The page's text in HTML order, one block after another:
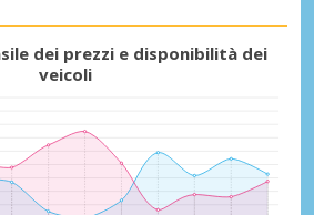
esclusive dei nostri
Accedi con eLink
dei prezzi e disponibilità dei
veicoli